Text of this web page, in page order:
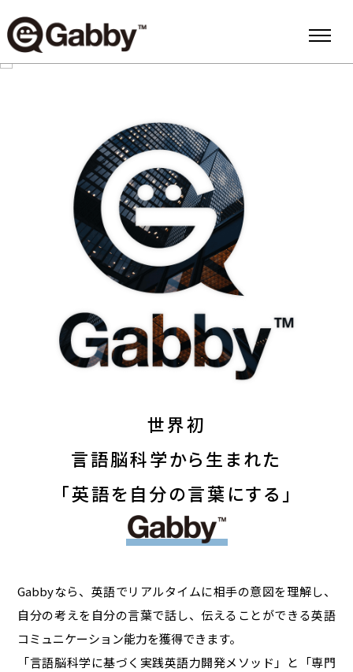
世界初
言語脳科学から生まれた
「英語を自分の言葉にする」
Gabbyなら、英語でリアルタイムに相手の意図を理解し、
自分の考えを自分の言葉で話し、伝えることができる英語
コミュニケーション能力を獲得できます。
「言語脳科学に基づく実践英語力開発メソッド」と「専門